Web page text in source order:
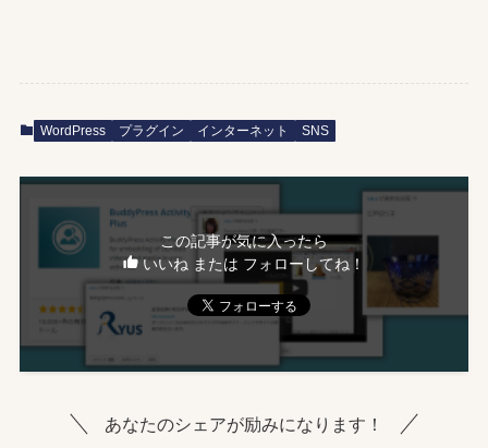
WordPress プラグイン インターネット SNS
この記事が気に入ったら
いいね または フォローしてね！
あなたのシェアが励みになります！